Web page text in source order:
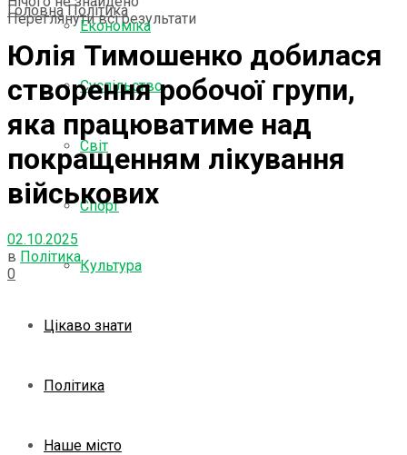
Переглянути всі результати
Економіка
Суспільство
Світ
Спорт
Культура
Цікаво знати
Політика
Наше місто
Головна Політика
Юлія Тимошенко добилася
створення робочої групи,
яка працюватиме над
покращенням лікування
військових
02.10.2025
в Політика
0